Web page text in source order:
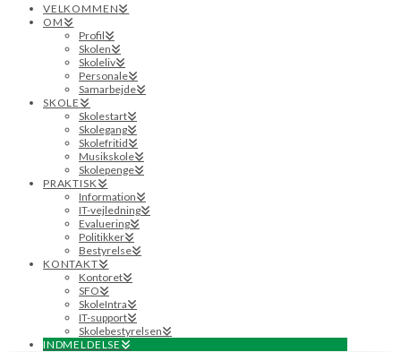
VELKOMMEN
OM
Profil
Skolen
Skoleliv
Personale
Samarbejde
SKOLE
Skolestart
Skolegang
Skolefritid
Musikskole
Skolepenge
PRAKTISK
Information
IT-vejledning
Evaluering
Politikker
Bestyrelse
KONTAKT
Kontoret
SFO
SkoleIntra
IT-support
Skolebestyrelsen
INDMELDELSE